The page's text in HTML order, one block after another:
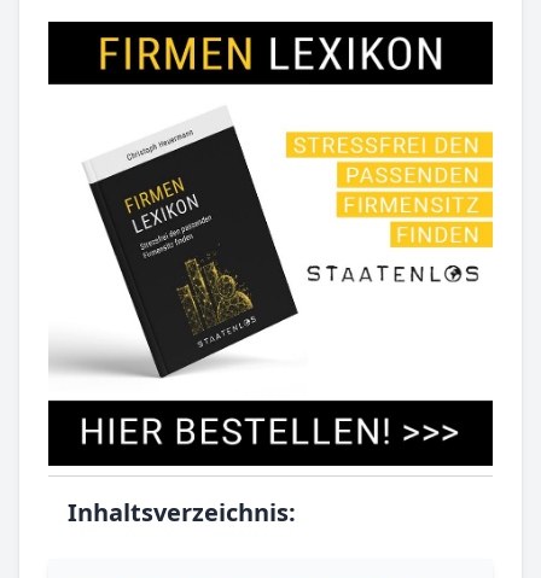
Inhaltsverzeichnis: